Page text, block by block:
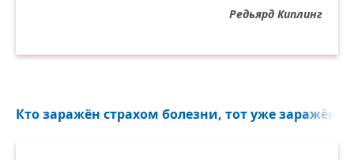
Редьярд Киплинг
Кто заражён страхом болезни, тот уже заражён